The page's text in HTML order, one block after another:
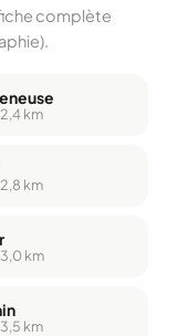
complète
2,4 km
2,8 km
3,0 km
3,5 km